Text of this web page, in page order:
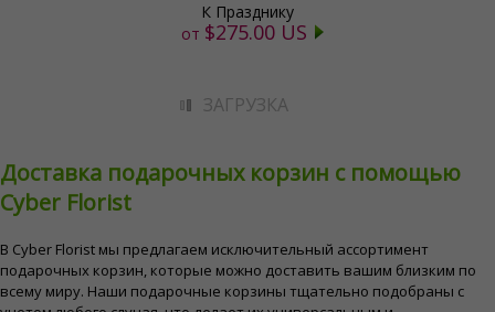
К Празднику
от $275.00 US
ЗАГРУЗКА
Доставка подарочных корзин с помощью
Cyber ​​Florist
В Cyber ​​Florist мы предлагаем исключительный ассортимент
подарочных корзин, которые можно доставить вашим близким по
всему миру. Наши подарочные корзины тщательно подобраны с